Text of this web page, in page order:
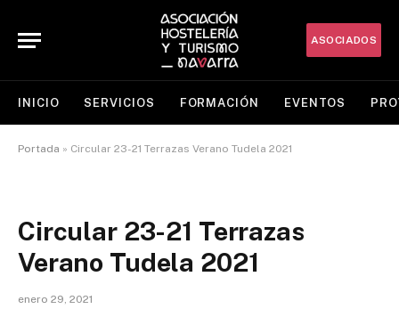
ASOCIADOS
INICIO SERVICIOS FORMACIÓN EVENTOS
Portada » Circular 23-21 Terrazas Verano Tudela 2021
Circular 23-21 Terrazas
Verano Tudela 2021
enero 29, 2021